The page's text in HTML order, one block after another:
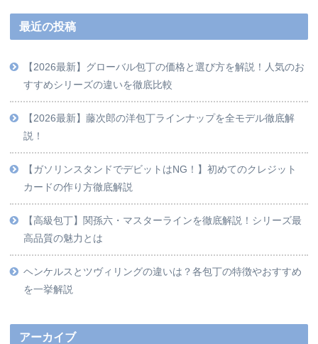
最近の投稿
【2026最新】グローバル包丁の価格と選び方を解説！人気のお
すすめシリーズの違いを徹底比較
【2026最新】藤次郎の洋包丁ラインナップを全モデル徹底解
説！
【ガソリンスタンドでデビットはNG！】初めてのクレジット
カードの作り方徹底解説
【高級包丁】関孫六・マスターラインを徹底解説！シリーズ最
高品質の魅力とは
ヘンケルスとツヴィリングの違いは？各包丁の特徴やおすすめ
を一挙解説
アーカイブ